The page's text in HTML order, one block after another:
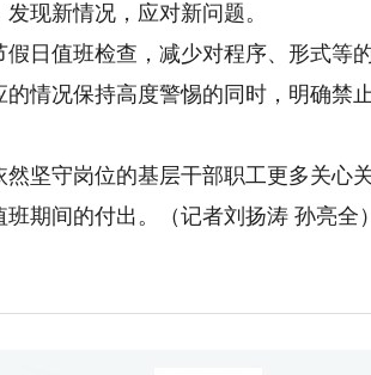
现新情况，应对新问题。
值班检查，减少对程序、形式等
情况保持高度警惕的同时，明确禁
守岗位的基层干部职工更多关心
期间的付出。（记者刘扬涛 孙亮全）